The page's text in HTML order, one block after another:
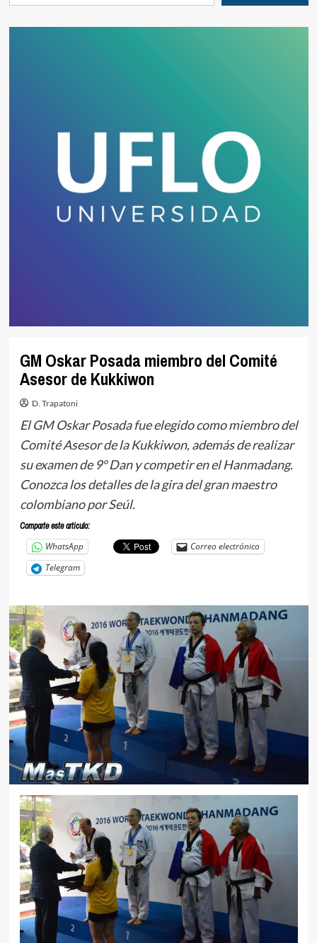
GM Oskar Posada miembro del Comité
Asesor de Kukkiwon
D. Trapatoni
El GM Oskar Posada fue elegido como miembro del
Comité Asesor de la Kukkiwon, además de realizar
su examen de 9º Dan y competir en el Hanmadang.
Conozca los detalles de la gira del gran maestro
colombiano por Seúl.
Comparte este articulo:
WhatsApp
Correo electrónico
Telegram